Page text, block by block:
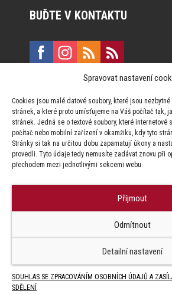
Spravovat nastavení
Cookies jsou malé datové soubory, které jsou
stránek, a které proto umísťujeme na Váš počítač tak,
stránek. Jedná se o textové soubory, které internetové
počítač nebo mobilní zařízení v okamžiku, kdy tyto
Stránky si tak na určitou dobu zapamatují úkony a
provedli. Tyto údaje tedy nemusíte zadávat znovu při
přechodem mezi jednotlivými sekcemi webu.
Příjmout
Odmítnout
Detailní nastavení
SOUHLAS SE ZPRACOVÁNÍM OSOBNÍCH ÚDAJŮ A
SDĚLENÍ
BUĎTE V KONTAKTU
Vinohradská 190, 130 00 Praha 3
Za publikovaný obsah odpovídají
Factory s.r.o. zapovězeno.